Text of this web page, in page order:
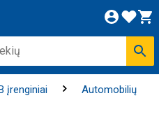
įrenginiai
Automobilių